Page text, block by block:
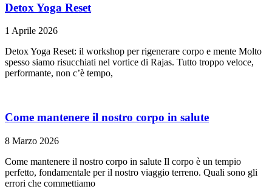
Detox Yoga Reset
1 Aprile 2026
Detox Yoga Reset: il workshop per rigenerare corpo e mente Molto
spesso siamo risucchiati nel vortice di Rajas. Tutto troppo veloce,
performante, non c’è tempo,
Come mantenere il nostro corpo in salute
8 Marzo 2026
Come mantenere il nostro corpo in salute Il corpo è un tempio
perfetto, fondamentale per il nostro viaggio terreno. Quali sono gli
errori che commettiamo